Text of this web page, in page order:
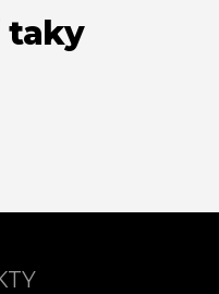
taky